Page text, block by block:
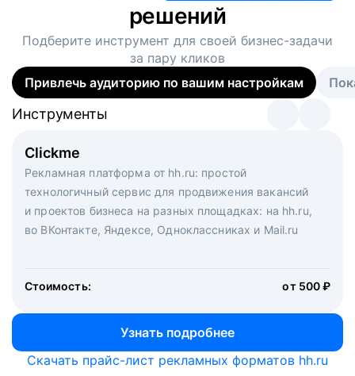
решений
Подберите инструмент для своей бизнес-задачи
за пару кликов
Привлечь аудиторию по вашим настройкам
Clickme
Рекламная платформа от hh.ru: простой
технологичный сервис для продвижения вакансий
и проектов бизнеса на разных площадках: на hh.ru,
во ВКонтакте, Яндексе, Одноклассниках и Mail.ru
Стоимость: от 500 ₽
Узнать подробнее
Инструменты
Вакансия дня
Рекламный формат для вакансий на главной странице
hh.ru. Увеличивает количество откликов
Инструменты
Массовый подбор под ключ. Решите, сколько
кандидатов и когда вам нужно, и за дело возьмутся
маркетологи, рекрутеры и проектные менеджеры
hh.ru с целым набором digital-инструментов
Инструменты
Скачать прайс-лист рекламных форматов hh.ru